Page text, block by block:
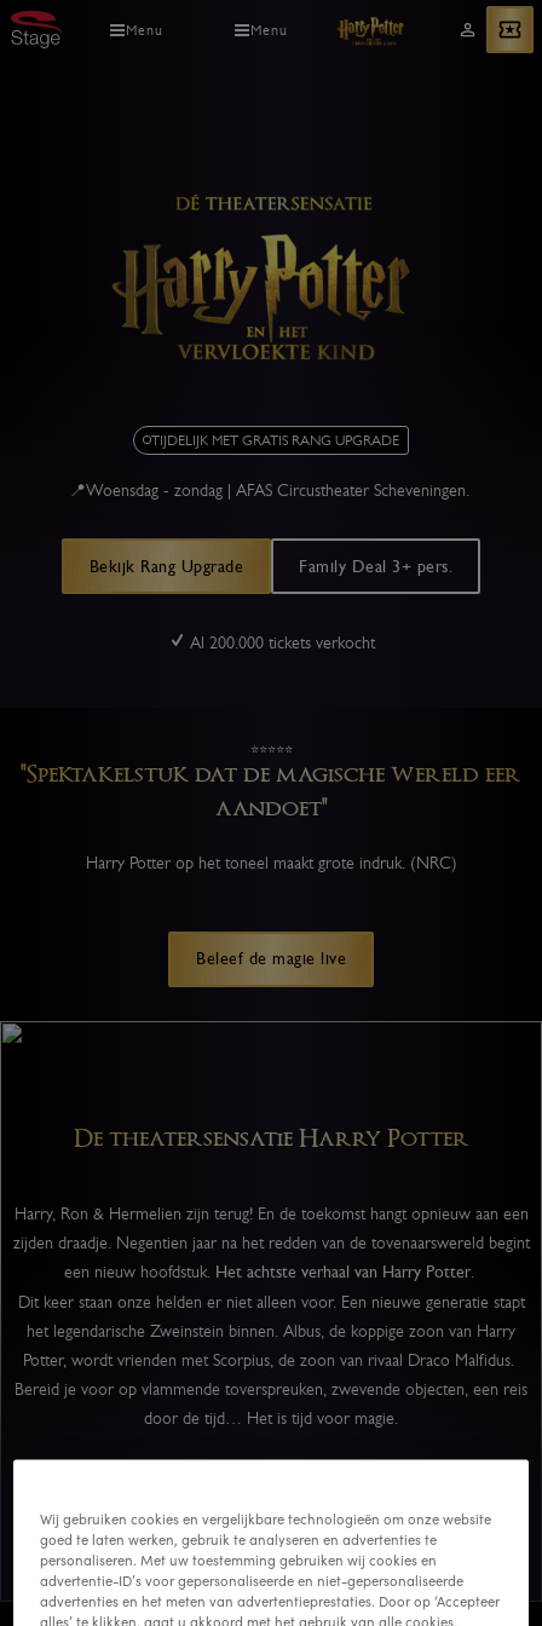
Overslaan
en
Menu Menu
Mijn
account
Bekijk tickets
Harry
Potter
en
Vervloekte
Kind
TIJDELIJK MET GRATIS RANG UPGRADE
📍Woensdag - zondag | AFAS Circustheater Scheveningen.
Bekijk Rang Upgrade Family Deal 3+ pers.
Al 200.000 tickets verkocht
⭐⭐⭐⭐⭐
"Spektakelstuk dat de magische wereld eer
aandoet"
Harry Potter op het toneel maakt grote indruk. (NRC)
Beleef de magie live
De theatersensatie Harry Potter
Harry, Ron & Hermelien zijn terug! En de toekomst hangt opnieuw aan een
zijden draadje. Negentien jaar na het redden van de tovenaarswereld begint
een nieuw hoofdstuk. Het achtste verhaal van Harry Potter.
Dit keer staan onze helden er niet alleen voor. Een nieuwe generatie stapt
het legendarische Zweinstein binnen. Albus, de koppige zoon van Harry
Potter, wordt vrienden met Scorpius, de zoon van rivaal Draco Malfidus.
Bereid je voor op vlammende toverspreuken, zwevende objecten, een reis
door de tijd… Het is tijd voor magie.
Beleef de magie live
Wij gebruiken cookies en vergelijkbare technologieën om onze website
goed te laten werken, gebruik te analyseren en advertenties te
personaliseren. Met uw toestemming gebruiken wij cookies en
advertentie-ID’s voor gepersonaliseerde en niet-gepersonaliseerde
advertenties en het meten van advertentieprestaties. Door op ‘Accepteer
alles’ te klikken, gaat u akkoord met het gebruik van alle cookies,